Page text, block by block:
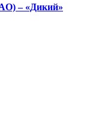
– «Дикий»